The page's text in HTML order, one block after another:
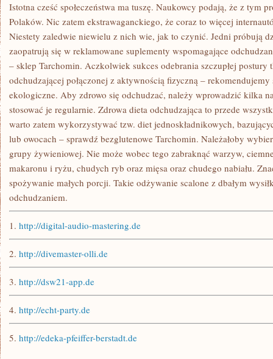
PICIE
GIGANTYCZNEJ
WODY
KORZYSTNIE
WPŁYWA
Istotna cześć społeczeństwa ma tuszę. Naukowcy podają, że z tym
Polaków. Nic zatem ekstrawaganckiego, że coraz to więcej
Niestety zaledwie niewielu z nich wie, jak to czynić. Jedni próbują
zaopatrują się w reklamowane suplementy wspomagające
– sklep Tarchomin. Aczkolwiek sukces odebrania szczupłej
odchudzającej połączonej z aktywnością fizyczną –
ekologiczne. Aby zdrowo się odchudzać, należy wprowadzić kilka
stosować je regularnie. Zdrowa dieta odchudzająca to przede
warto zatem wykorzystywać tzw. diet jednoskładnikowych,
lub owocach – sprawdź bezglutenowe Tarchomin. Należałoby
grupy żywieniowej. Nie może wobec tego zabraknąć warzyw,
makaronu i ryżu, chudych ryb oraz mięsa oraz chudego nabiału.
spożywanie małych porcji. Takie odżywanie scalone z dbałym
odchudzaniem.
1. http://digital-audio-mastering.de
2. http://divemaster-olli.de
3. http://dsw21-app.de
4. http://echt-party.de
5. http://edeka-pfeiffer-berstadt.de